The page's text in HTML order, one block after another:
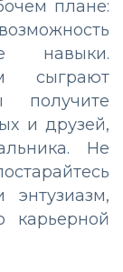
плане:
навыки.
сыграют
и друзей,
Не
карьерной